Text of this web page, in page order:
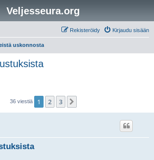
Veljesseura.org
Kirjaudu sisään
Rekisteröidy
uskonnosta
36 viestiä 1 2 3